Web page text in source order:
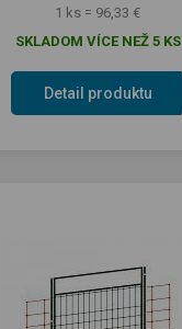
1 ks = 96,33 €
SKLADOM VÍCE NEŽ 5 KS
Detail produktu